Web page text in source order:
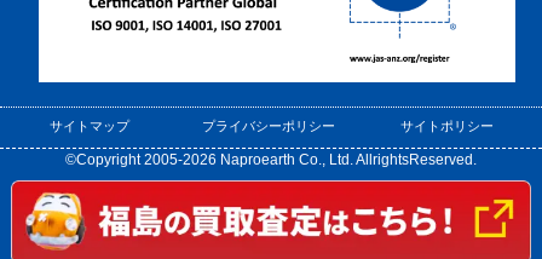
サイトマップ プライバシーポリシー サイトポリシー
©Copyright 2005-2026 Naproearth Co., Ltd. AllrightsReserved.